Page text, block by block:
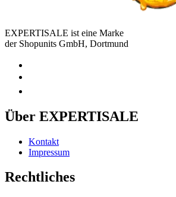
EXPERTISALE ist eine Marke
der Shopunits GmbH, Dortmund
Über EXPERTISALE
Kontakt
Impressum
Rechtliches